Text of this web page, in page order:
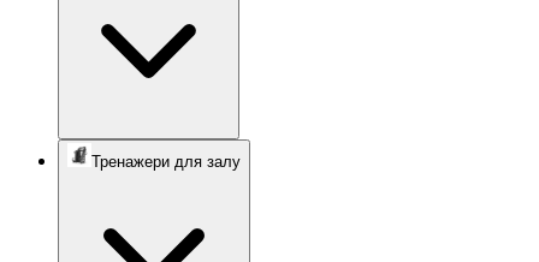
Тренажери для залу